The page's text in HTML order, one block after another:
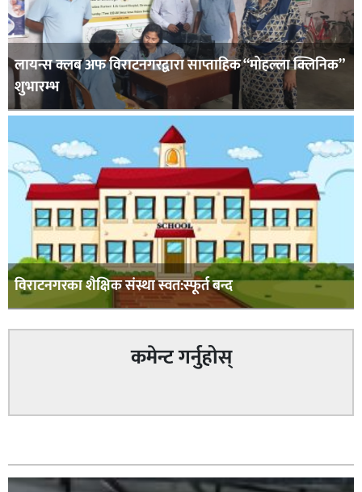
लायन्स क्लब अफ विराटनगरद्वारा साप्ताहिक “मोहल्ला क्लिनिक”
शुभारम्भ
विराटनगरका शैक्षिक संस्था स्वत:स्फूर्त बन्द
कमेन्ट गर्नुहोस्